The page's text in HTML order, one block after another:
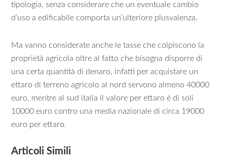
tipologia, senza considerare che un eventuale cambio
d’uso a edificabile comporta un’ulteriore plusvalenza.
Ma vanno considerate anche le tasse che colpiscono la
proprietà agricola oltre al fatto che bisogna disporre di
una certa quantità di denaro, infatti per acquistare un
ettaro di terreno agricolo al nord servono almeno 40000
euro, mentre al sud italia il valore per ettaro è di soli
10000 euro contro una media nazionale di circa 19000
euro per ettaro.
Articoli Simili